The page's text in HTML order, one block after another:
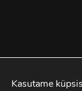
Kasutame